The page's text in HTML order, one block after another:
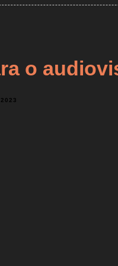
o